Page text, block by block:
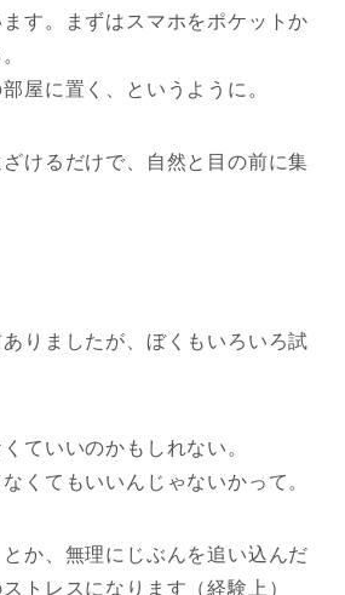
す。まずはスマホをポケットか
屋に置く、というように。
けるだけで、自然と目の前に集
りましたが、ぼくもいろいろ試
ていいのかもしれない。
くてもいいんじゃないかって。
か、無理にじぶんを追い込んだ
トレスになります（経験上）